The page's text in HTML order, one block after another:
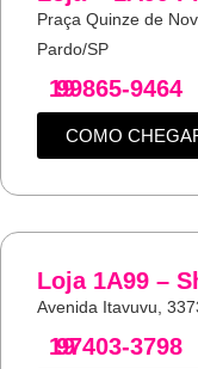
Praça Quinze de
Pardo/SP
19
99865-9464
COMO
Loja 1A99 –
Avenida Itavuvu,
19
97403-3798